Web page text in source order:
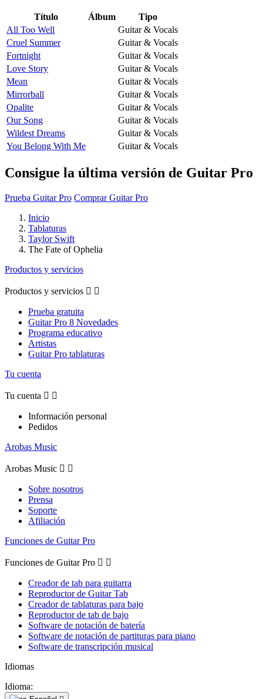
Título Álbum
Tipo
All Too Well
Guitar & Vocals
Cruel Summer
Guitar & Vocals
Fortnight
Guitar & Vocals
Love Story
Guitar & Vocals
Mean
Guitar & Vocals
Mirrorball
Guitar & Vocals
Opalite
Guitar & Vocals
Our Song
Guitar & Vocals
Wildest Dreams
Guitar & Vocals
You Belong With Me
Guitar & Vocals
Consigue la última versión de Guitar Pro
Prueba Guitar Pro Comprar Guitar Pro
Inicio
Tablaturas
Taylor Swift
The Fate of Ophelia
Productos y servicios
Productos y servicios  
Prueba gratuita
Guitar Pro 8 Novedades
Programa educativo
Artistas
Guitar Pro tablaturas
Tu cuenta
Tu cuenta  
Información personal
Pedidos
Arobas Music
Arobas Music  
Sobre nosotros
Prensa
Soporte
Afiliación
Funciones de Guitar Pro
Funciones de Guitar Pro  
Creador de tab para guitarra
Reproductor de Guitar Tab
Creador de tablaturas para bajo
Reproductor de tab de bajo
Software de notación de batería
Software de notación de partituras para piano
Software de transcripción musical
Idiomas
Idioma: